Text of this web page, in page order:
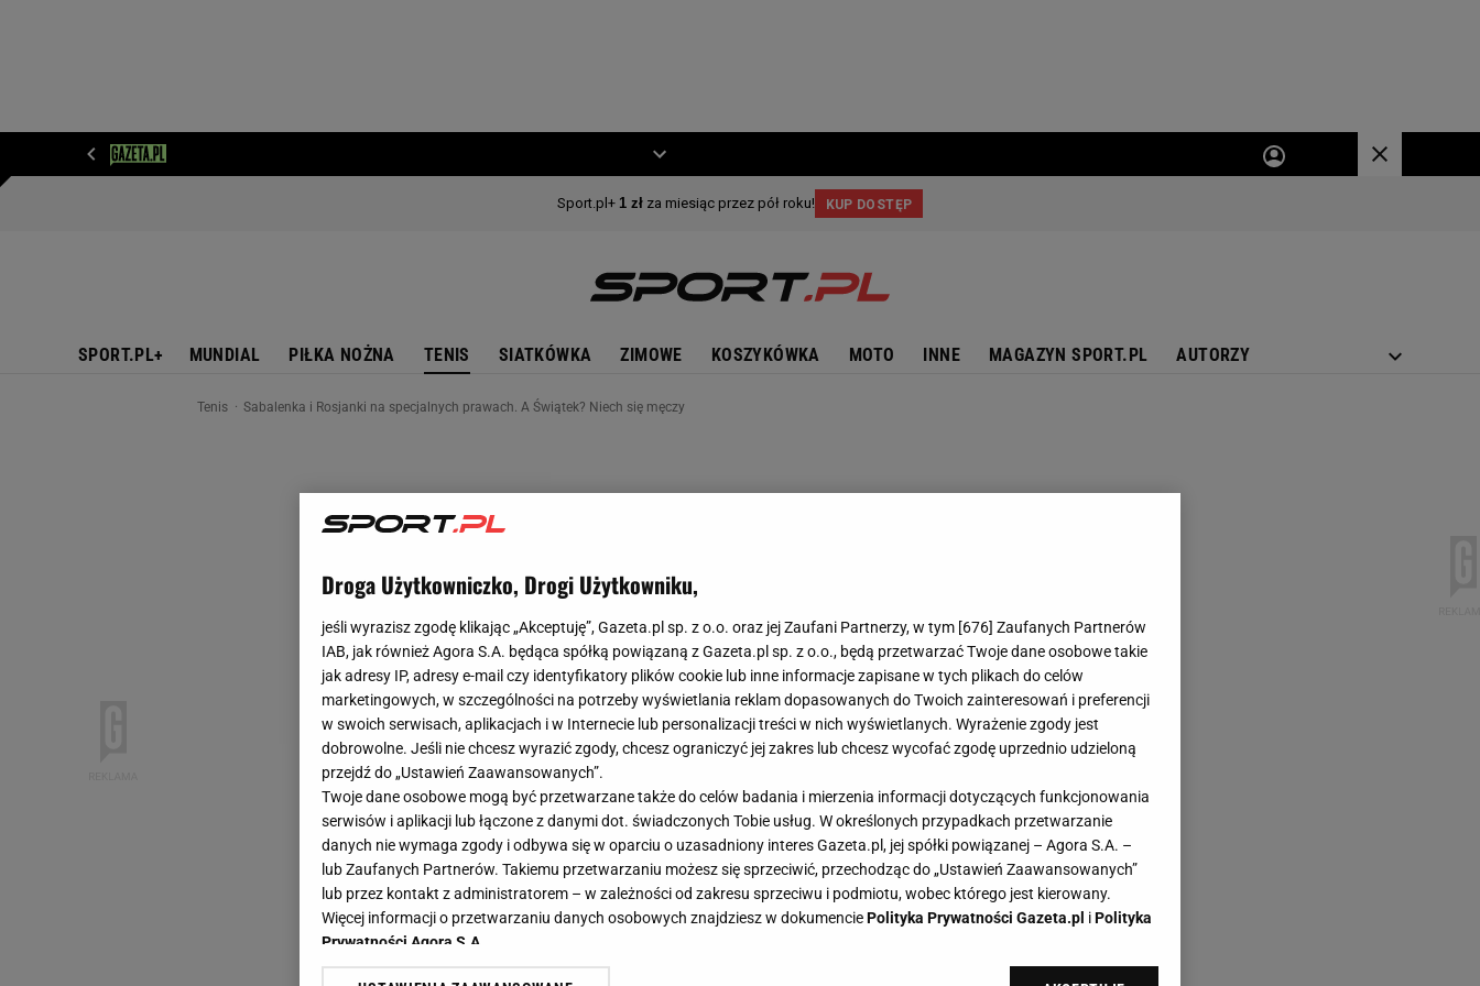
SPORT.PL+ MUNDIAL PIŁKA NOŻNA TENIS SIATKÓWKA ZIMOWE KOSZYKÓWKA MOTO INNE MAGAZYN SPORT.PL AUTORZY
Tenis Sabalenka i Rosjanki na specjalnych prawach. A Świątek? Niech się męczy
Droga Użytkowniczko, Drogi Użytkowniku,
jeśli wyrazisz zgodę klikając „Akceptuję”, Gazeta.pl sp. z o.o. oraz jej Zaufani Partnerzy, w tym [676] Zaufanych Partnerów
IAB, jak również Agora S.A. będąca spółką powiązaną z Gazeta.pl sp. z o.o., będą przetwarzać Twoje dane osobowe takie
jak adresy IP, adresy e-mail czy identyfikatory plików cookie lub inne informacje zapisane w tych plikach do celów
marketingowych, w szczególności na potrzeby wyświetlania reklam dopasowanych do Twoich zainteresowań i preferencji
w swoich serwisach, aplikacjach i w Internecie lub personalizacji treści w nich wyświetlanych. Wyrażenie zgody jest
dobrowolne. Jeśli nie chcesz wyrazić zgody, chcesz ograniczyć jej zakres lub chcesz wycofać zgodę uprzednio udzieloną
przejdź do „Ustawień Zaawansowanych”.
Twoje dane osobowe mogą być przetwarzane także do celów badania i mierzenia informacji dotyczących funkcjonowania
serwisów i aplikacji lub łączone z danymi dot. świadczonych Tobie usług. W określonych przypadkach przetwarzanie
danych nie wymaga zgody i odbywa się w oparciu o uzasadniony interes Gazeta.pl, jej spółki powiązanej – Agora S.A. –
lub Zaufanych Partnerów. Takiemu przetwarzaniu możesz się sprzeciwić, przechodząc do „Ustawień Zaawansowanych”
lub przez kontakt z administratorem – w zależności od zakresu sprzeciwu i podmiotu, wobec którego jest kierowany.
Więcej informacji o przetwarzaniu danych osobowych znajdziesz w dokumenciePolityka Prywatności Gazeta.pl iPolityka
Prywatności Agora S.A.